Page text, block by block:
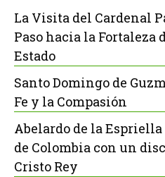
La Visita del Cardenal
Paso hacia la Fortaleza
Estado
Santo Domingo de
Fe y la Compasión
Abelardo de la
de Colombia con un
Cristo Rey